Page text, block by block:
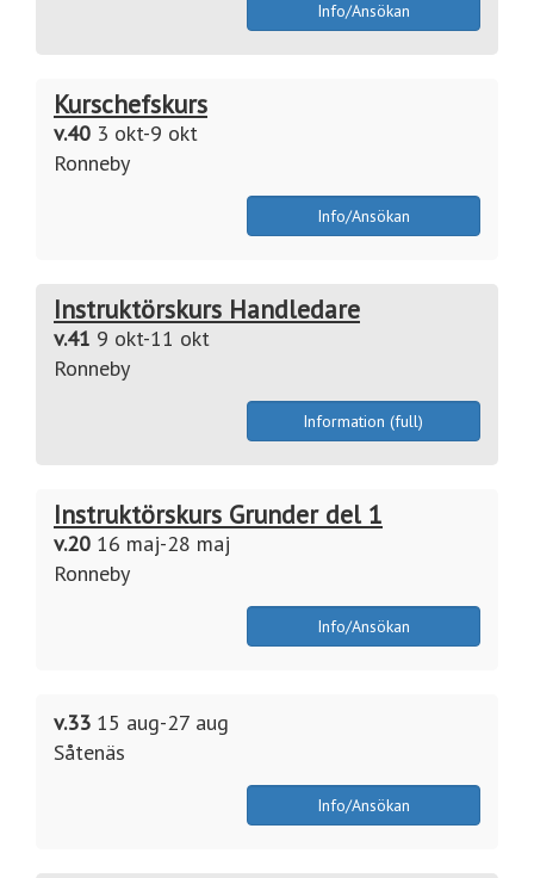
Info/Ansökan
Kurschefskurs
v.40 3 okt-9 okt
Ronneby
Info/Ansökan
Instruktörskurs Handledare
v.41 9 okt-11 okt
Ronneby
Information (full)
Instruktörskurs Grunder del 1
v.20 16 maj-28 maj
Ronneby
Info/Ansökan
v.33 15 aug-27 aug
Såtenäs
Info/Ansökan